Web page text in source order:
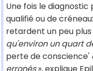
Une fois le
qualifié ou de
retardent un peu
qu'environ un quart
perte de conscience'